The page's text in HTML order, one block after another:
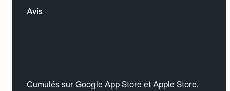
Avis
Cumulés sur Google App Store et Apple Store.